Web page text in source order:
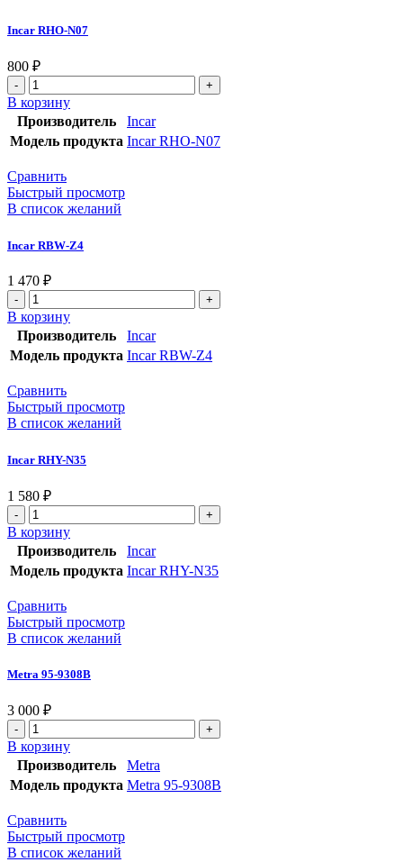
Incar RHO-N07
800 ₽
В корзину
Производитель
Incar
Модель продукта Incar RHO-N07
Сравнить
Быстрый просмотр
В список желаний
Incar RBW-Z4
1 470 ₽
В корзину
Производитель
Incar
Модель продукта Incar RBW-Z4
Сравнить
Быстрый просмотр
В список желаний
Incar RHY-N35
1 580 ₽
В корзину
Производитель
Incar
Модель продукта Incar RHY-N35
Сравнить
Быстрый просмотр
В список желаний
Metra 95-9308B
3 000 ₽
В корзину
Производитель
Metra
Модель продукта Metra 95-9308B
Сравнить
Быстрый просмотр
В список желаний